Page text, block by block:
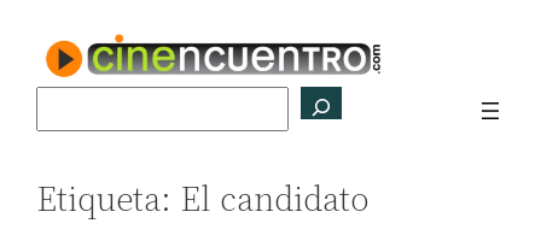
contenido
Etiqueta: El candidato